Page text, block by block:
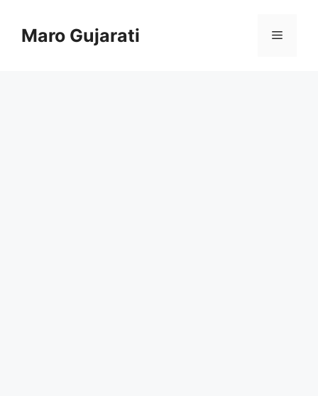
contentMaro Gujarati Menu